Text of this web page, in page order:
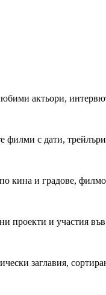
актьори,
филми с дати,
кина и градове,
проекти и участия
заглавия,